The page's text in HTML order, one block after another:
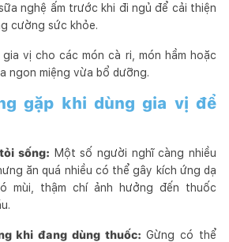
nghệ ấm trước khi đi ngủ để cải thiện
cường sức khỏe.
gia vị cho các món cà ri, món hầm hoặc
ngon miệng vừa bổ dưỡng.
gặp khi dùng gia vị để
sống: Một số người nghĩ càng nhiều
ăn quá nhiều có thể gây kích ứng dạ
mùi, thậm chí ảnh hưởng đến thuốc
khi đang dùng thuốc: Gừng có thể